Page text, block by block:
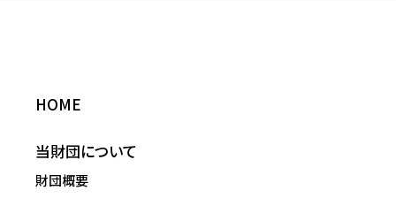
HOME
当財団について
財団概要